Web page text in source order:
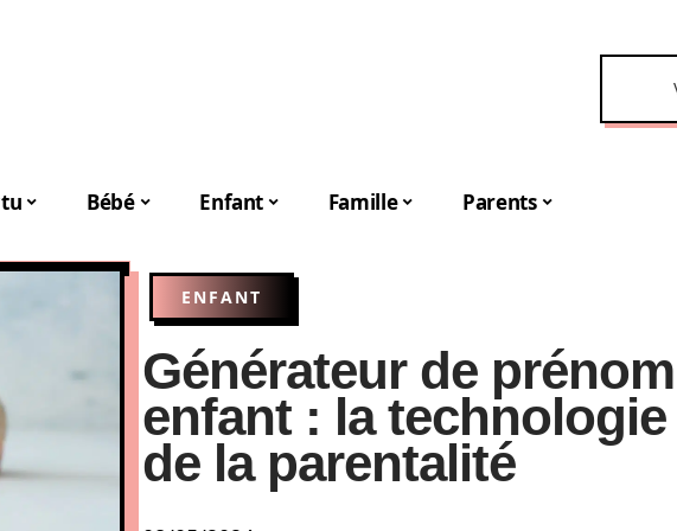
Bébé Enfant Famille Parents
ENFANT
Générateur de
enfant : la
de la parentalité